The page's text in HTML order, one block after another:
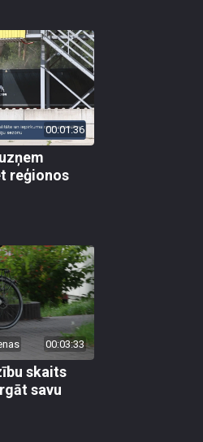
00:01:36
reģionos
00:03:33
skaits
savu